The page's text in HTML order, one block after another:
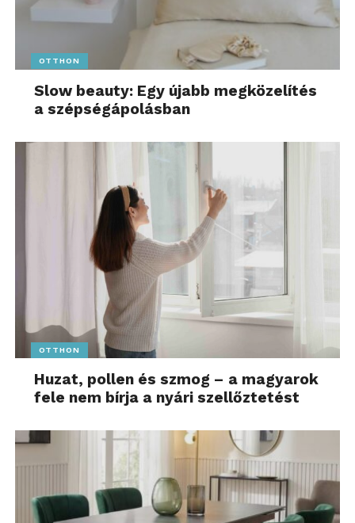
OTTHON
Slow beauty: Egy újabb megközelítés
a szépségápolásban
OTTHON
Huzat, pollen és szmog – a magyarok
fele nem bírja a nyári szellőztetést